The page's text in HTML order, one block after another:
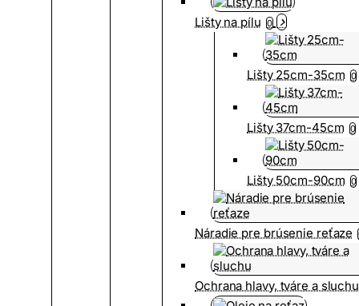
Lišty na pílu 0
Lišty 25cm-35cm 0
Lišty 37cm-45cm 0
Lišty 50cm-90cm 0
Náradie pre brúsenie reťaze
Ochrana hlavy, tváre a sluchu